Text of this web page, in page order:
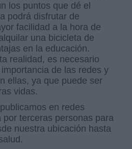
los puntos que dé el
podrá disfrutar de
facilidad a la hora de
una bicicleta de
en la educación.
realidad, es necesario
de las redes y
ellas, ya que puede ser
vidas.
en redes
por terceras personas para
nuestra ubicación hasta